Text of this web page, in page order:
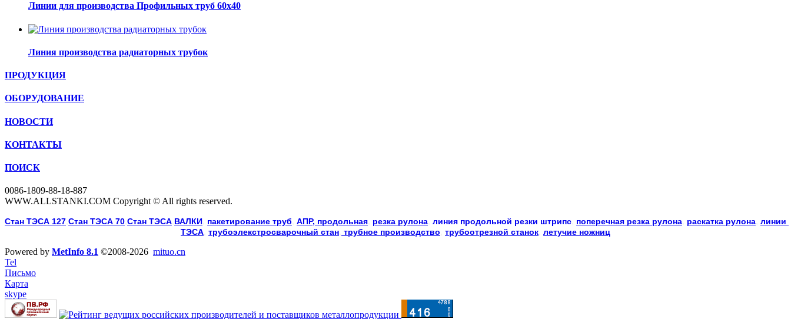
Линии для производства Профильных труб 60х40
Линия производства радиаторных трубок
ПРОДУКЦИЯ
ОБОРУДОВАНИЕ
НОВОСТИ
КОНТАКТЫ
ПОИСК
0086-1809-88-18-887
WWW.ALLSTANKI.COM Copyright © All rights reserved.
Cтан ТЭСА 127 Cтан ТЭСА 70 Cтан ТЭСА ВАЛКИ пакетирование труб АПР, продольная резка рулона линия продольной резки штрипс поперечная резка рулона раскатка рулона линии
ТЭСА трубоэлекстросварочный стан трубное производство трубоотрезной станок летучие ножниц
Powered by MetInfo 8.1 ©2008-2026 mituo.cn
Tel
Письмо
Карта
skype